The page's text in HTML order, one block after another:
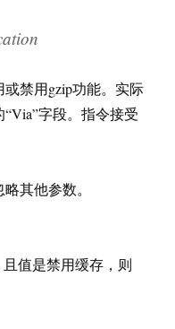
禁用gzip功能。实际
字段。指令接受
其他参数。
且值是禁用缓存，则